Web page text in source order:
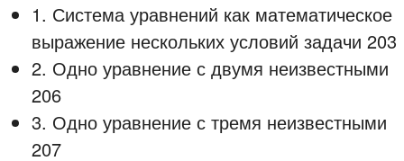
1. Система уравнений как математическое
выражение нескольких условий задачи 203
2. Одно уравнение с двумя неизвестными
206
3. Одно уравнение с тремя неизвестными
207